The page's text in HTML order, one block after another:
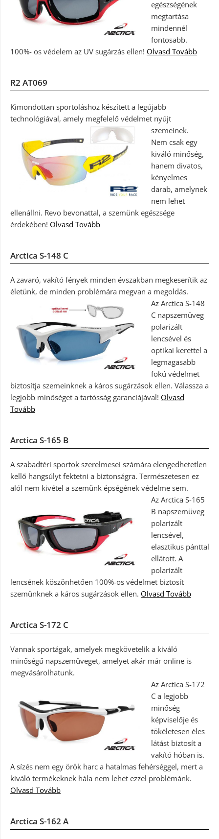
egészségének
megtartása
mindennél
fontosabb.
100%- os védelem az UV sugárzás ellen! Olvasd Tovább
R2 AT069
Kimondottan sportoláshoz készített a legújabb
technológiával, amely megfelelő védelmet nyújt
szemeinek.
Nem csak egy
kiváló minőség,
hanem divatos,
kényelmes
darab, amelynek
nem lehet
ellenállni. Revo bevonattal, a szemünk egészsége
érdekében! Olvasd Tovább
Arctica S-148 C
A zavaró, vakító fények minden évszakban megkeserítik az
életünk, de minden problémára megvan a megoldás.
Az Arctica S-148
C napszemüveg
polarizált
lencsével és
optikai kerettel a
legmagasabb
fokú védelmet
biztosítja szemeinknek a káros sugárzások ellen. Válassza a
legjobb minőséget a tartósság garanciájával! Olvasd
Tovább
Arctica S-165 B
A szabadtéri sportok szerelmesei számára elengedhetetlen
kellő hangsúlyt fektetni a biztonságra. Természetesen ez
alól nem kivétel a szemünk épségének védelme sem.
Az Arctica S-165
B napszemüveg
polarizált
lencsével,
elasztikus pánttal
ellátott. A
polarizált
lencsének köszönhetően 100%-os védelmet biztosít
szemünknek a káros sugárzások ellen. Olvasd Tovább
Arctica S-172 C
Vannak sportágak, amelyek megkövetelik a kiváló
minőségű napszemüveget, amelyet akár már online is
megvásárolhatunk.
Az Arctica S-172
C a legjobb
minőség
képviselője és
tökéletesen éles
látást biztosít a
vakító hóban is.
A sízés nem egy örök harc a hatalmas fehérséggel, mert a
kiváló termékeknek hála nem lehet ezzel problémánk.
Olvasd Tovább
Arctica S-162 A